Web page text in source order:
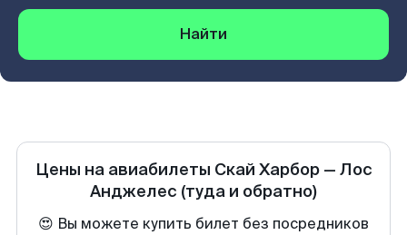
Найти
Цены на авиабилеты Скай Харбор— Лос
Анджелес (туда и обратно)
😍 Вы можете купить билет без посредников